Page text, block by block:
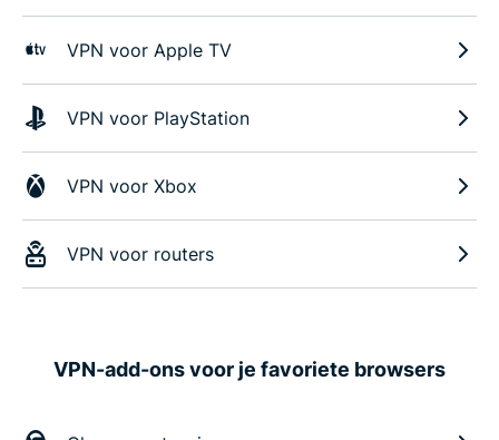
VPN voor Apple TV
VPN voor PlayStation
VPN voor Xbox
VPN voor routers
VPN-add-ons voor je favoriete browsers